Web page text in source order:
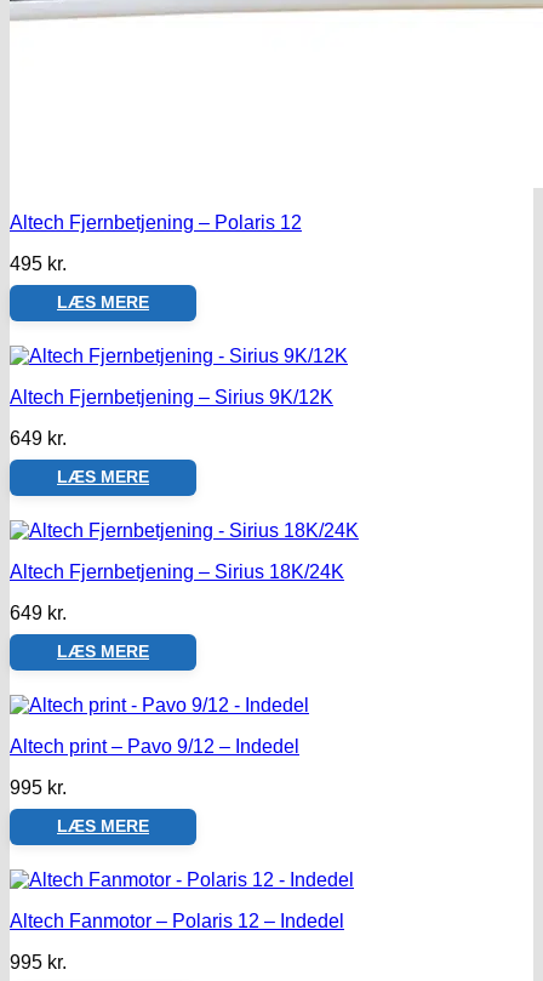
Altech Fjernbetjening – Polaris 12
495 kr.
LÆS MERE
Altech Fjernbetjening – Sirius 9K/12K
649 kr.
LÆS MERE
Altech Fjernbetjening – Sirius 18K/24K
649 kr.
LÆS MERE
Altech print – Pavo 9/12 – Indedel
995 kr.
LÆS MERE
Altech Fanmotor – Polaris 12 – Indedel
995 kr.